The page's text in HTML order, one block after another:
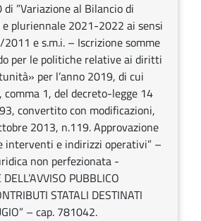
di ”Variazione al Bilancio di
pluriennale 2021-2022 ai sensi
2011 e s.m.i. – Iscrizione somme
per le politiche relative ai diritti
per l’anno 2019, di cui
comma 1, del decreto-legge 14
convertito con modificazioni,
2013, n.119. Approvazione
interventi e indirizzi operativi” –
non perfezionata -
PUBBLICO
STATALI DESTINATI
– cap. 781042.